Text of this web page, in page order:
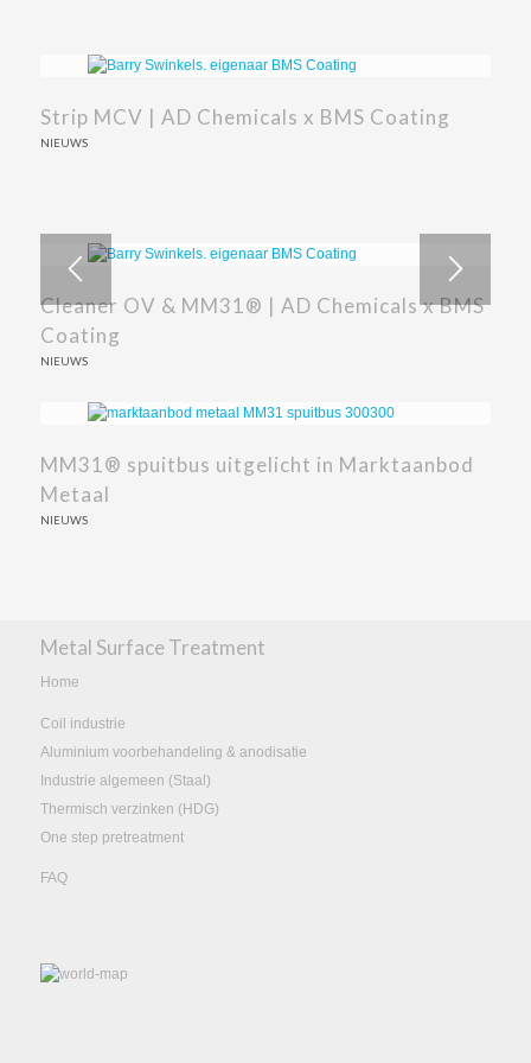
Strip MCV | AD Chemicals x BMS Coating
NIEUWS
Cleaner OV & MM31® | AD Chemicals x BMS
Coating
NIEUWS
MM31® spuitbus uitgelicht in Marktaanbod
Metaal
NIEUWS
saleskantoor in Duitsland in de nieuwste
editie van ipcm®!
Tobias Fischer aanwezig bij de
NIEUWS
De nieuwe werken bij AD International
Metal Surface Treatment
Aluminium voorbehandeling & anodisatie